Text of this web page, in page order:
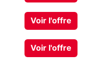
Voir l'offre
Voir l'offre